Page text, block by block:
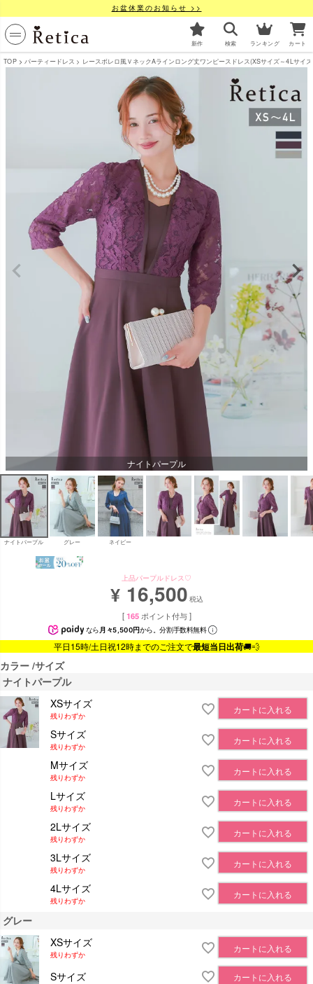
お盆休業のお知らせ >>
新作 検索 ランキング カート
TOP パーティードレス レースボレロ風ＶネックAラインロング丈ワンピースドレス(XSサイズ～4Lサイ
ナイトパープル
ナイトパープル グレー ネイビー
上品パープルドレス♡
¥ 16,500 税込
[ 165 ポイント付与 ]
なら 月々5,500円から。分割手数料無料
平日15時/土日祝12時までのご注文で最短当日出荷🚚💨
カラー サイズ
ナイトパープル
XSサイズ
残りわずか
カートに入れる
Sサイズ
残りわずか
カートに入れる
Mサイズ
残りわずか
カートに入れる
Lサイズ
残りわずか
カートに入れる
2Lサイズ
残りわずか
カートに入れる
3Lサイズ
残りわずか
カートに入れる
4Lサイズ
残りわずか
カートに入れる
グレー
XSサイズ
残りわずか
カートに入れる
Sサイズ カートに入れる